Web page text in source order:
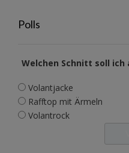
Polls
Welchen Schnitt soll
Volantjacke
Rafftop mit Ärmeln
Volantrock